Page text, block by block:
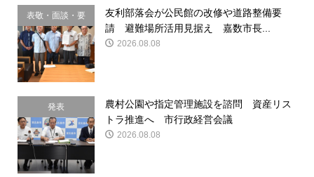
表敬・面談・要
請
友利部落会が公民館の改修や道路整備要
請 避難場所活用見据え 嘉数市長...
2026.08.08
発表
農村公園や指定管理施設を諮問 資産リス
トラ推進へ 市行政経営会議
2026.08.08